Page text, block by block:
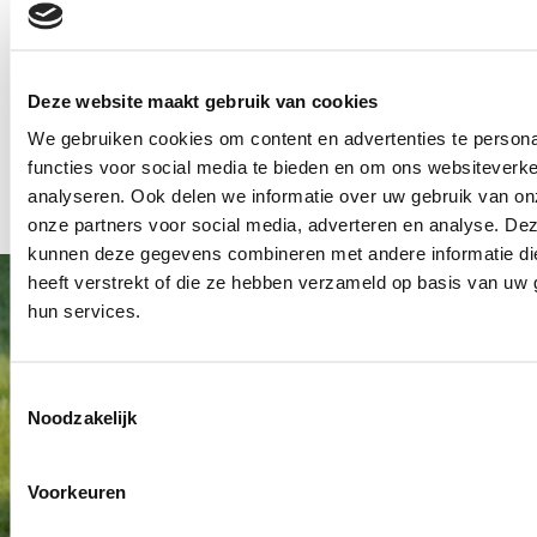
Deze website maakt gebruik van cookies
We gebruiken cookies om content en advertenties te
functies voor social media te bieden en om ons
analyseren. Ook delen we informatie over uw gebruik van
onze partners voor social media, adverteren en analyse.
kunnen deze gegevens combineren met andere informatie
heeft verstrekt of die ze hebben verzameld op basis van uw
hun services.
Noodzakelijk
Voorkeuren
onderwerp?
Wilt u meer informatie over onze rol als
crematie?
Neem dan contact met ons op.